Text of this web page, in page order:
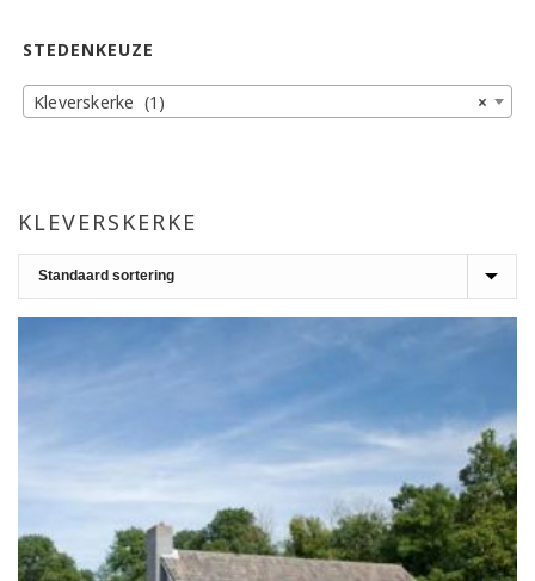
KLEVERSKERKE
STEDENKEUZE
×
Kleverskerke (1)